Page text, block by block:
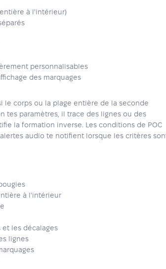
à l'intérieur)
personnalisables
des marquages
le corps ou la plage entière de la seconde
tes paramètres, il trace des lignes ou des
la formation inverse. Les conditions de POC
audio te notifient lorsque les critères
à l'intérieur
les décalages
lignes